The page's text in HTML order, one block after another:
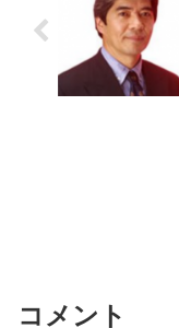
コメント